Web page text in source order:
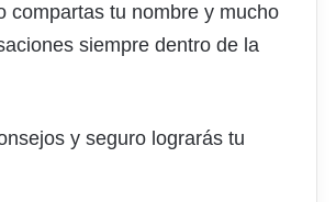
compartas tu nombre y mucho
siempre dentro de la
y seguro lograrás tu